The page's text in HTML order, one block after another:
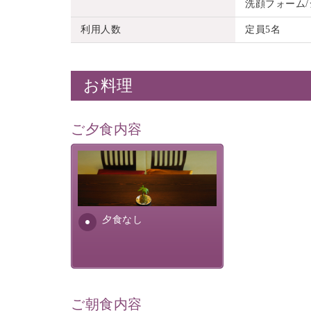
洗顔フォーム
利用人数 定員5名
お料理
ご夕食内容
夕食なし
夕食なしご夕食を追加される
場合は、二食付きのプランを
お選びくださいませ。
ご朝食内容